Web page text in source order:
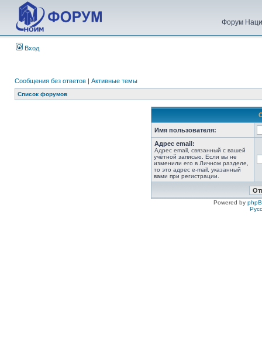
Форум
Вход
Сообщения без ответов | Активные темы
Список форумов
Имя пользователя:
Адрес email:
Адрес email, связанный с вашей
учётной записью. Если вы не
изменили его в Личном разделе,
то это адрес e-mail, указанный
вами при регистрации.
Powered by